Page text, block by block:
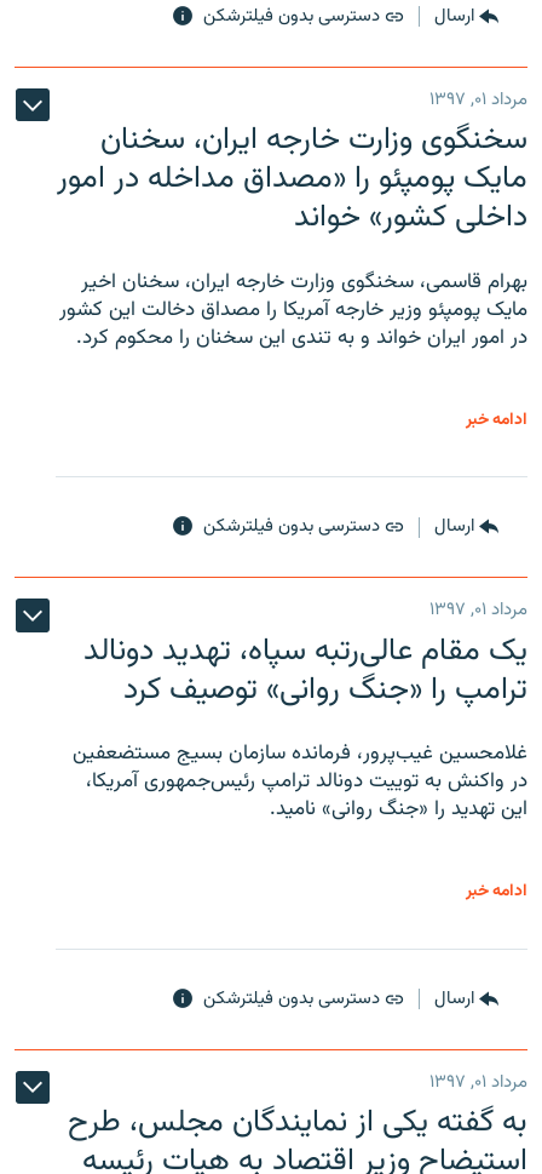
ارسال دسترسی بدون فیلترشکن
مرداد ۰۱, ۱۳۹۷
سخنگوی وزارت خارجه ایران، سخنان
مایک پومپئو را «مصداق مداخله در امور
داخلی کشور» خواند
بهرام قاسمی، سخنگوی وزارت خارجه ایران، سخنان اخیر
مایک پومپئو وزیر خارجه آمریکا را مصداق دخالت این کشور
در امور ایران خواند و به تندی این سخنان را محکوم کرد.
ادامه خبر
ارسال دسترسی بدون فیلترشکن
مرداد ۰۱, ۱۳۹۷
یک مقام عالی‌رتبه سپاه، تهدید دونالد
ترامپ را «جنگ روانی» توصیف کرد
غلامحسین غیب‌پرور، فرمانده سازمان بسیج مستضعفین
در واکنش به توییت دونالد ترامپ رئیس‌جمهوری آمریکا،
این تهدید را «جنگ روانی» نامید.
ادامه خبر
ارسال دسترسی بدون فیلترشکن
مرداد ۰۱, ۱۳۹۷
به گفته یکی از نمایندگان مجلس، طرح
استیضاح وزیر اقتصاد به هیات رئیسه